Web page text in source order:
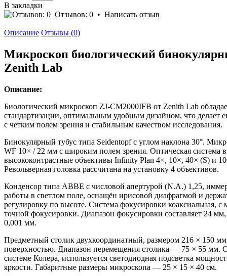
В закладки
Отзывов: 0 • Написать отзыв
Описание Отзывы (0)
Микроскоп биологический
Zenith Lab
Описание:
Биологический микроскоп ZJ-CM2000IFB от Zenith Lab
стандартизации, оптимальным удобным дизайном, что делает
с четким полем зрения и стабильным качеством исследования.
Бинокулярный тубус типа Seidentopf с углом наклона 30°.
WF 10× / 22 мм с широким полем зрения. Оптическая система
высококонтрастные объективы Infinity Plan 4×, 10×, 40× (S) и
Револьверная головка рассчитана на установку 4 объективов.
Конденсор типа ABBE с числовой апертурой (N.A.) 1,25,
работы в светлом поле, оснащён ирисовой диафрагмой и
регулировку по высоте. Система фокусировки коаксиальная,
точной фокусировки. Диапазон фокусировки составляет 24
0,001 мм.
Предметный столик двухкоординатный, размером 216 × 150
поверхностью. Диапазон перемещения столика — 75 × 55 мм.
системе Колера, используется светодиодная подсветка
яркости. Габаритные размеры микроскопа — 25 × 15 × 40 см.